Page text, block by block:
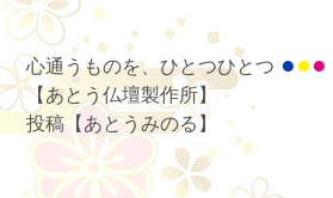
心通うものを、ひとつひとつ ●●●
【あとう仏壇製作所】
投稿【あとうみのる】